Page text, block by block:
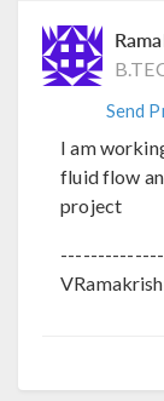
Send
I am
fluid flow
project